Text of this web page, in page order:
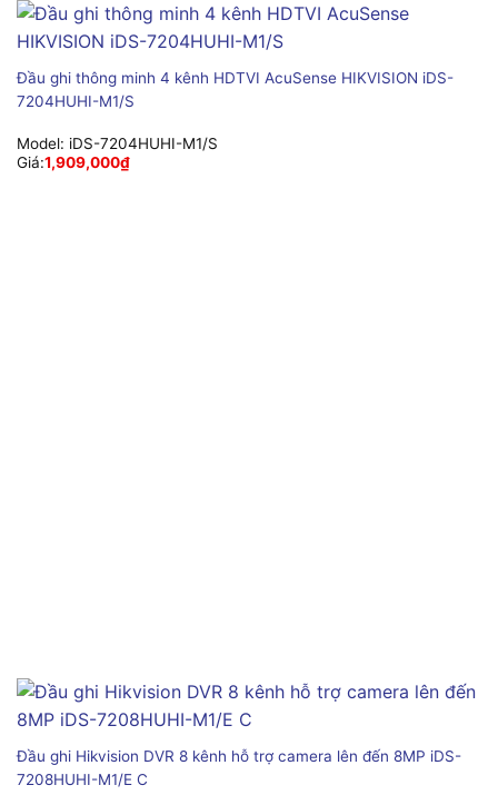
Đầu ghi thông minh 4 kênh HDTVI AcuSense HIKVISION iDS-
7204HUHI-M1/S
Model: iDS-7204HUHI-M1/S
Giá:1,909,000₫
Đầu ghi Hikvision DVR 8 kênh hỗ trợ camera lên đến 8MP iDS-
7208HUHI-M1/E C